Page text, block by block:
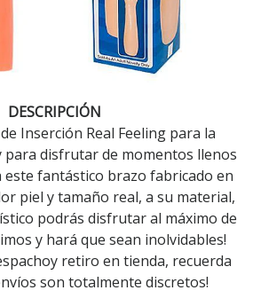
DESCRIPCIÓN
Inserción Real Feeling para la
para disfrutar de momentos llenos
este fantástico brazo fabricado en
piel y tamaño real, a su material,
podrás disfrutar al máximo de
y hará que sean inolvidables!
retiro en tienda, recuerda
son totalmente discretos!